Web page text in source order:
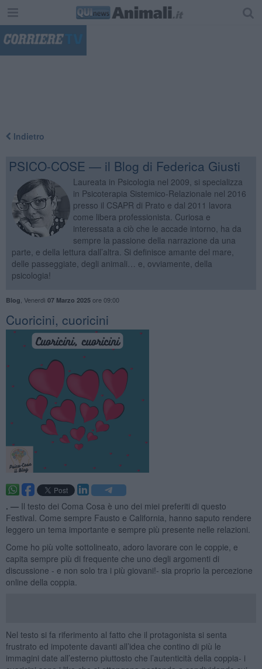
Indietro
PSICO-COSE — il Blog di Federica Giusti
Laureata in Psicologia nel 2009, si specializza
in Psicoterapia Sistemico-Relazionale nel 2016
presso il CSAPR di Prato e dal 2011 lavora
come libera professionista. Curiosa e
interessata a ciò che le accade intorno, ha da
sempre la passione della narrazione da una
parte, e della lettura dall’altra. Si definisce amante del mare,
delle passeggiate, degli animali… e, ovviamente, della
psicologia!
Blog Venerdì 07 Marzo 2025ore 09:00
​Cuoricini, cuoricini
. — Il testo dei Coma Cosa è uno dei miei preferiti di questo
Festival. Come sempre Fausto e California, hanno saputo rendere
leggero un tema importante e sempre più presente nelle relazioni.
Come ho più volte sottolineato, adoro lavorare con le coppie, e
capita sempre più di frequente che uno degli argomenti di
discussione - e non solo tra i più giovani!- sia proprio la percezione
online della coppia.
Nel testo si fa riferimento al fatto che il protagonista si senta
frustrato ed impotente davanti all’idea che contino di più le
immagini date all’esterno piuttosto che l’autenticità della coppia- i